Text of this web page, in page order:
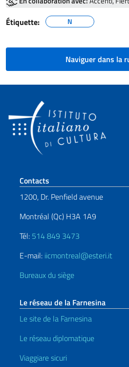
Étiquette: N
Naviguer dans la
Section de pied
Contacts
1200, Dr. Penfield avenue
Montréal (Qc) H3A 1A9
Tél: 514 849 3473
E-mail: iicmontreal@esteri.it
Bureaux du siège
Le réseau de la Farnesina
Le site de la Farnesina
Le réseau diplomatique
Viaggiare sicuri